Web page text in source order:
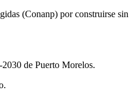
(Conanp) por construirse sin
de Puerto Morelos.